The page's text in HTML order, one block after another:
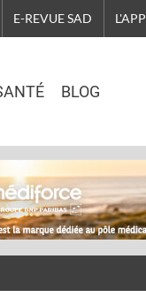
E-REVUE SAD L'APP
BLOG